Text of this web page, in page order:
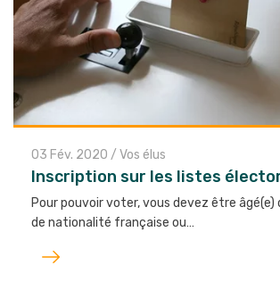
03 Fév. 2020 / Vos élus
Inscription sur les listes
Pour pouvoir voter, vous devez être âgé(e)
de nationalité française ou…
Lire
l'article